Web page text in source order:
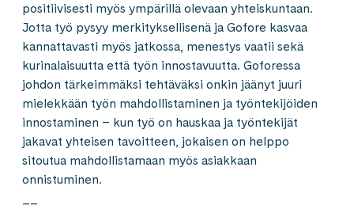
positiivisesti myös ympärillä olevaan yhteiskuntaan.
Jotta työ pysyy merkityksellisenä ja Gofore kasvaa
kannattavasti myös jatkossa, menestys vaatii sekä
kurinalaisuutta että työn innostavuutta. Goforessa
johdon tärkeimmäksi tehtäväksi onkin jäänyt juuri
mielekkään työn mahdollistaminen ja työntekijöiden
innostaminen – kun työ on hauskaa ja työntekijät
jakavat yhteisen tavoitteen, jokaisen on helppo
sitoutua mahdollistamaan myös asiakkaan
onnistuminen.